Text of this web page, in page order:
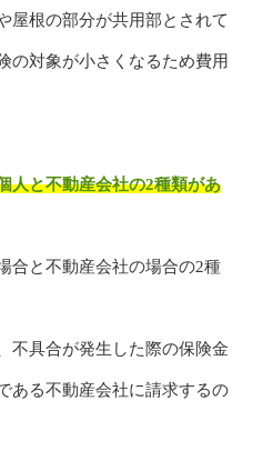
屋根の部分が共用部とされて
の対象が小さくなるため費用
人と不動産会社の2種類があ
合と不動産会社の場合の2種
不具合が発生した際の保険金
ある不動産会社に請求するの